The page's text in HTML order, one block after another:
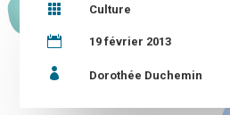
 Culture
 19 février 2013
 Dorothée Duchemin